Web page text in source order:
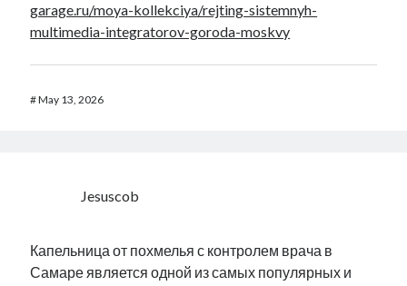
garage.ru/moya-kollekciya/rejting-sistemnyh-
multimedia-integratorov-goroda-moskvy
#May 13, 2026
Jesuscob
Капельница от похмелья с контролем врача в
Самаре является одной из самых популярных и